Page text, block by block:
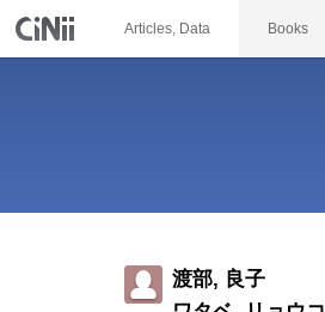
Articles, Data Books
渡部, 良子